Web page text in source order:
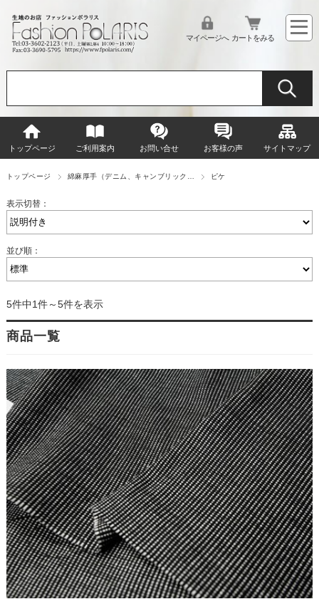
マイページへ カートをみる
トップページ ご利用案内 お問い合せ お客様の声 サイトマップ
トップページ 綿麻厚手（デニム、キャンブリック… ピケ
表示切替：
並び順：
5件中1件～5件を表示
商品一覧